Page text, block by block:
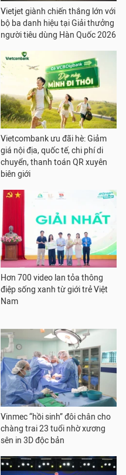
Vietjet giành chiến thắng lớn với
bộ ba danh hiệu tại Giải thưởng
người tiêu dùng Hàn Quốc 2026
Vietcombank ưu đãi hè: Giảm
giá nội địa, quốc tế, chi phí di
chuyển, thanh toán QR xuyên
biên giới
Hơn 700 video lan tỏa thông
điệp sống xanh từ giới trẻ Việt
Nam
Vinmec “hồi sinh” đôi chân cho
chàng trai 23 tuổi nhờ xương
sên in 3D độc bản